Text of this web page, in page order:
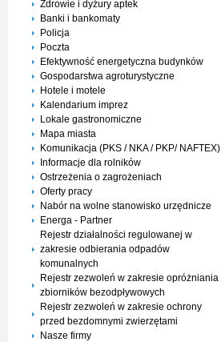
Zdrowie i dyżury aptek
Banki i bankomaty
Policja
Poczta
Efektywność energetyczna budynków
Gospodarstwa agroturystyczne
Hotele i motele
Kalendarium imprez
Lokale gastronomiczne
Mapa miasta
Komunikacja (PKS / NKA / PKP/ NAFTEX)
Informacje dla rolników
Ostrzeżenia o zagrożeniach
Oferty pracy
Nabór na wolne stanowisko urzędnicze
Energa - Partner
Rejestr działalności regulowanej w
zakresie odbierania odpadów
komunalnych
Rejestr zezwoleń w zakresie opróżniania
zbiorników bezodpływowych
Rejestr zezwoleń w zakresie ochrony
przed bezdomnymi zwierzętami
Nasze firmy